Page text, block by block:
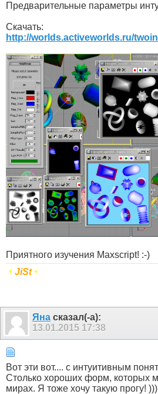
Предварительные параметры
Скачать:
http://worlds.activeworlds.ru/
Приятного изучения Maxscript! :-)
• JiSt•
Яна сказал(-а):
13.01.2015 17:38
Вот эти вот.... с интуитивным
Столько хороших форм, которых
мирах. Я тоже хочу такую прогу! )))